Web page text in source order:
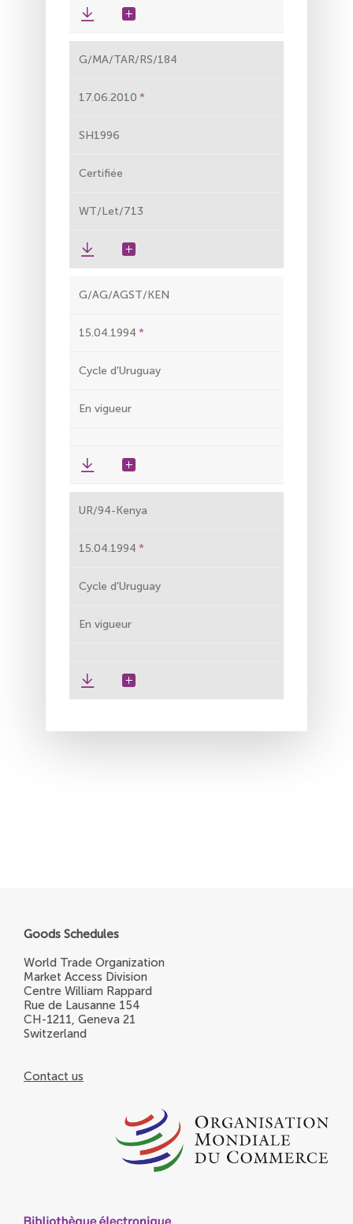
G/MA/TAR/RS/184
17.06.2010
SH1996
Certifiée
WT/Let/713
G/AG/AGST/KEN
15.04.1994
Cycle d'Uruguay
En vigueur
UR/94-Kenya
15.04.1994
Cycle d'Uruguay
En vigueur
Goods Schedules
World Trade Organization
Market Access Division
Centre William Rappard
Rue de Lausanne 154
CH-1211, Geneva 21
Switzerland
Contact us